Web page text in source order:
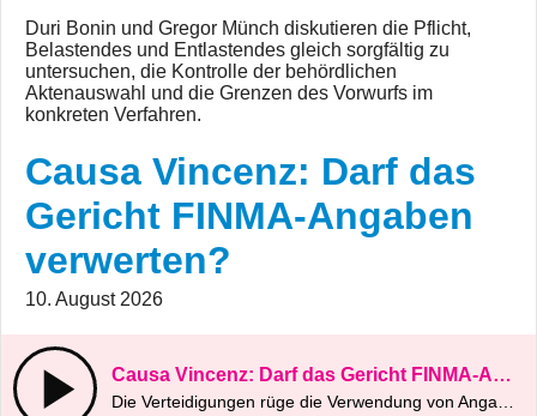
Duri Bonin und Gregor Münch diskutieren die Pflicht,
Belastendes und Entlastendes gleich sorgfältig zu
untersuchen, die Kontrolle der behördlichen
Aktenauswahl und die Grenzen des Vorwurfs im
konkreten Verfahren.
Causa Vincenz: Darf das
Gericht FINMA-Angaben
verwerten?
10. August 2026
Causa Vincenz: Darf das Gericht FINMA-Angaben verwerten?